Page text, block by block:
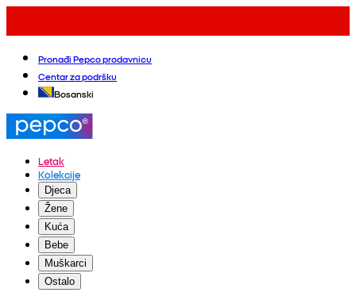
Pronađi Pepco prodavnicu
Centar za podršku
Bosanski
Letak
Kolekcije
Djeca
Žene
Kuća
Bebe
Muškarci
Ostalo